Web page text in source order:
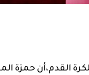
القدم،أن حمزة